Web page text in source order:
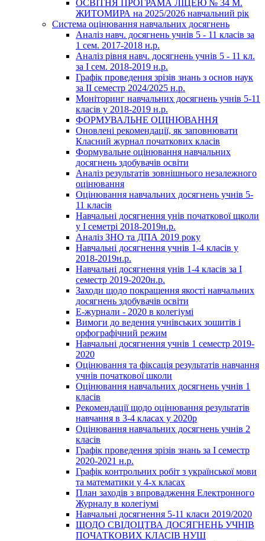
ОСВІТНЯ ПРОГРАМА ЛІЦЕЮ № 34 М.
ЖИТОМИРА на 2025/2026 навчальний рік
Система оцінювання навчальних досягнень
Аналіз навч. досягнень учнів 5 - 11 класів за
1 сем. 2017-2018 н.р.
Аналіз рівня навч. досягнень учнів 5 - 11 кл.
за І сем. 2018-2019 н.р.
Графік проведення зрізів знань з основ наук
за ІІ семестр 2024/2025 н.р.
Моніторинг навчальних досягнень учнів 5-11
класів у 2018-2019 н.р.
ФОРМУВАЛЬНЕ ОЦІНЮВАННЯ
Оновлені рекомендації, як заповнювати
Класний журнал початкових класів
Формувальне оцінювання навчальних
досягнень здобувачів освіти
Аналіз результатів зовнішнього незалежного
оцінювання
Оцінювання навчальних досягнень учнів 5-
11 класів
Навчальні досягнення унів початкової щколи
у І семетрі 2018-2019н.р.
Аналіз ЗНО та ДПА 2019 року
Навчальні досягнення учнів 1-4 класів у
2018-2019н.р.
Навчальні досягнення унів 1-4 класів за І
семестр 2019-2020н.р.
Заходи щодо покращення якості навчальних
досягнень здобувачів освіти
Е-журнали - 2020 в колегіумі
Вимоги до ведення учнівських зошитів і
орфографічний режим
Навчальні досягнення учнів 1 семестр 2019-
2020
Оцінювання та фіксація результатів навчання
учнів початкової школи
Оцінювання навчальних досягнень учнів 1
класів
Рекомендації щодо оцінювання результатів
навчання в 3-4 класах у 2020р
Оцінювання навчальних досягнень учнів 2
класів
Графік проведення зрізів знань за І семестр
2020-2021 н.р.
Графік контрольних робіт з української мови
та математики у 4-х класах
План заходів з впровадження Електронного
Журналу в колегіумі
Навчальні досягнення 5-11 класи 2019/2020
ЩОДО СВІДОЦТВА ДОСЯГНЕНЬ УЧНІВ
ПОЧАТКОВИХ КЛАСІВ НУШ